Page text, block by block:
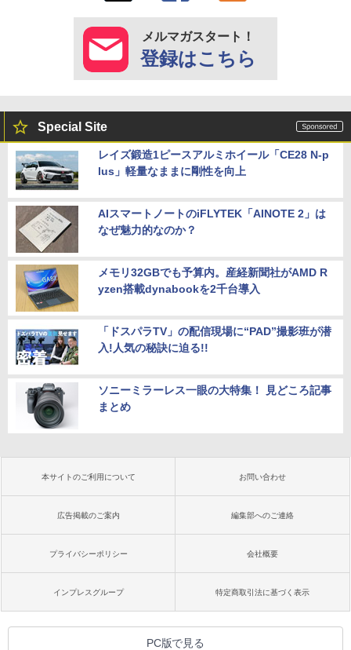
メルマガスタート！
登録はこちら
Special Site
レイズ鍛造1ピースアルミホイール「CE28 N-p
lus」軽量なままに剛性を向上
AIスマートノートのiFLYTEK「AINOTE 2」は
なぜ魅力的なのか？
メモリ32GBでも予算内。産経新聞社がAMD R
yzen搭載dynabookを2千台導入
「ドスパラTV」の配信現場に“PAD”撮影班が潜
入!人気の秘訣に迫る!!
ソニーミラーレス一眼の大特集！ 見どころ記事
まとめ
本サイトのご利用について お問い合わせ
広告掲載のご案内 編集部へのご連絡
プライバシーポリシー 会社概要
インプレスグループ 特定商取引法に基づく表示
PC版で見る